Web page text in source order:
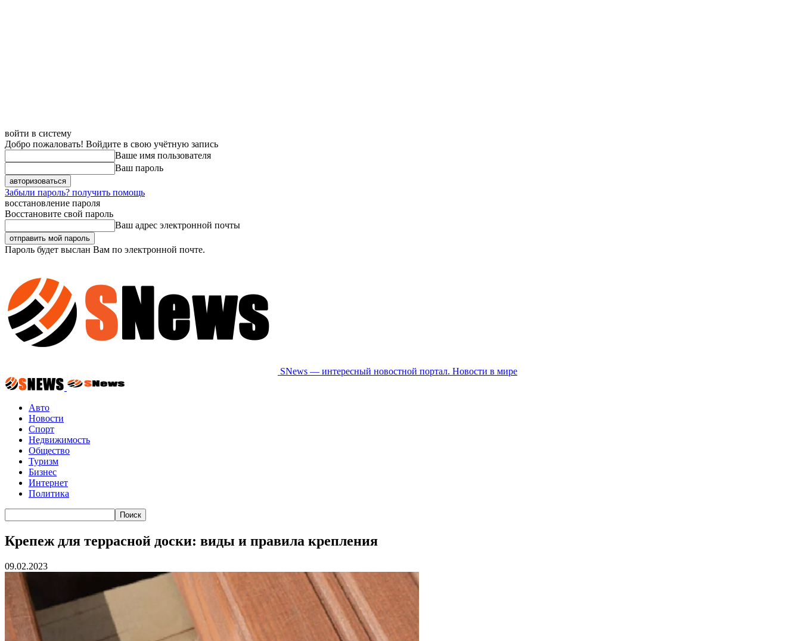
войти в систему
Добро пожаловать! Войдите в свою учётную запись
Ваше имя пользователя
Ваш пароль
Забыли пароль? получить помощь
восстановление пароля
Восстановите свой пароль
Ваш адрес электронной почты
Пароль будет выслан Вам по электронной почте.
SNews — интересный новостной портал. Новости в мире
Авто
Новости
Спорт
Недвижимость
Общество
Туризм
Бизнес
Интернет
Политика
Крепеж для террасной доски: виды и правила крепления
09.02.2023